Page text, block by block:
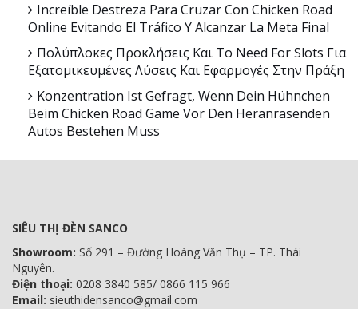
Increíble Destreza Para Cruzar Con Chicken Road
Online Evitando El Tráfico Y Alcanzar La Meta Final
Πολύπλοκες Προκλήσεις Και Το Need For Slots Για
Εξατομικευμένες Λύσεις Και Εφαρμογές Στην Πράξη
Konzentration Ist Gefragt, Wenn Dein Hühnchen
Beim Chicken Road Game Vor Den Heranrasenden
Autos Bestehen Muss
SIÊU THỊ ĐÈN SANCO
Showroom: Số 291 – Đường Hoàng Văn Thụ – TP. Thái
Nguyên.
Điện thoại: 0208 3840 585/ 0866 115 966
Email: sieuthidensanco@gmail.com